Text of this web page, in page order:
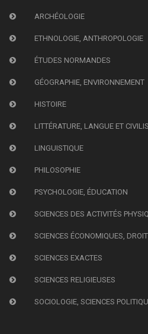
ARCHÉOLOGIE
ETHNOLOGIE, ANTHROPOLOGIE
ÉTUDES NORMANDES
GÉOGRAPHIE, ENVIRONNEMENT
HISTOIRE
LITTÉRATURE, LANGUE ET
LINGUISTIQUE
PHILOSOPHIE
PSYCHOLOGIE, ÉDUCATION
SCIENCES DES ACTIVITÉS
SCIENCES ÉCONOMIQUES, DROIT
SCIENCES EXACTES
SCIENCES RELIGIEUSES
SOCIOLOGIE, SCIENCES